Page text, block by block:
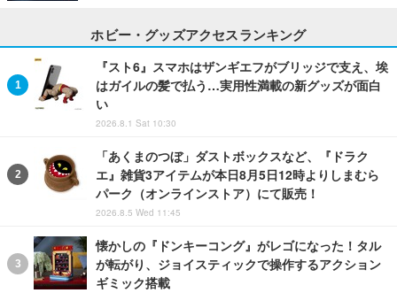
ホビー・グッズアクセスランキング
『スト6』スマホはザンギエフがブリッジで支え、埃
はガイルの髪で払う…実用性満載の新グッズが面白
い
2026.8.1 Sat 10:30
「あくまのつぼ」ダストボックスなど、『ドラク
エ』雑貨3アイテムが本日8月5日12時よりしまむら
パーク（オンラインストア）にて販売！
2026.8.5 Wed 11:45
懐かしの『ドンキーコング』がレゴになった！タル
が転がり、ジョイスティックで操作するアクション
ギミック搭載